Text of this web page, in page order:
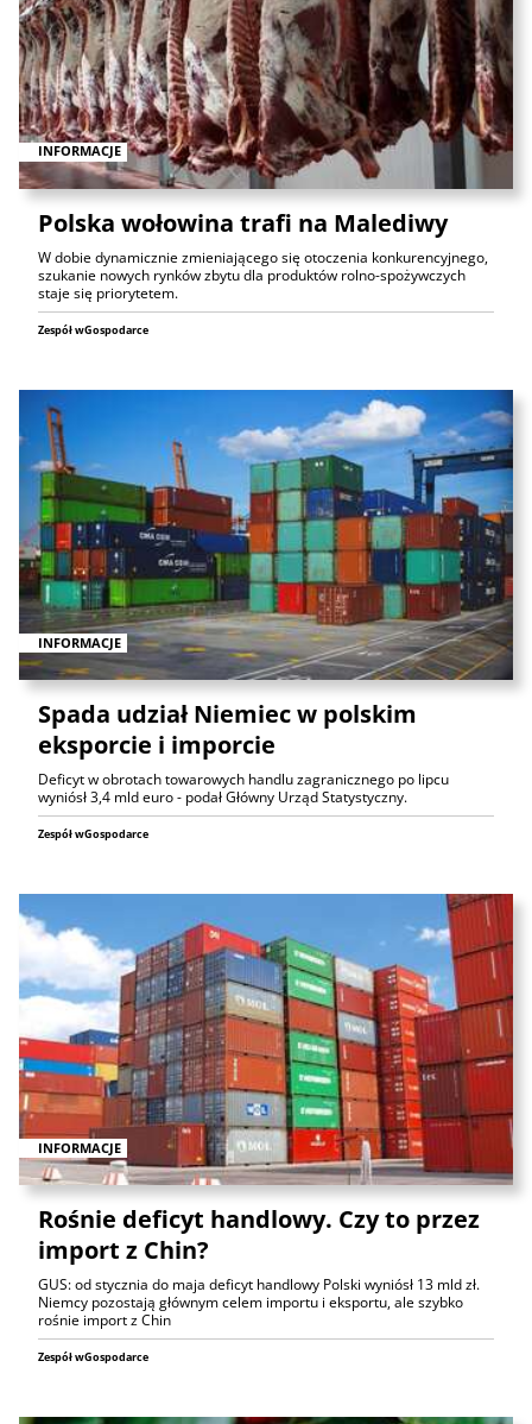
INFORMACJE
Polska wołowina trafi na Malediwy
W dobie dynamicznie zmieniającego się otoczenia konkurencyjnego,
szukanie nowych rynków zbytu dla produktów rolno-spożywczych
staje się priorytetem.
Zespół wGospodarce
INFORMACJE
Spada udział Niemiec w polskim
eksporcie i imporcie
Deficyt w obrotach towarowych handlu zagranicznego po lipcu
wyniósł 3,4 mld euro - podał Główny Urząd Statystyczny.
Zespół wGospodarce
INFORMACJE
Rośnie deficyt handlowy. Czy to przez
import z Chin?
GUS: od stycznia do maja deficyt handlowy Polski wyniósł 13 mld zł.
Niemcy pozostają głównym celem importu i eksportu, ale szybko
rośnie import z Chin
Zespół wGospodarce